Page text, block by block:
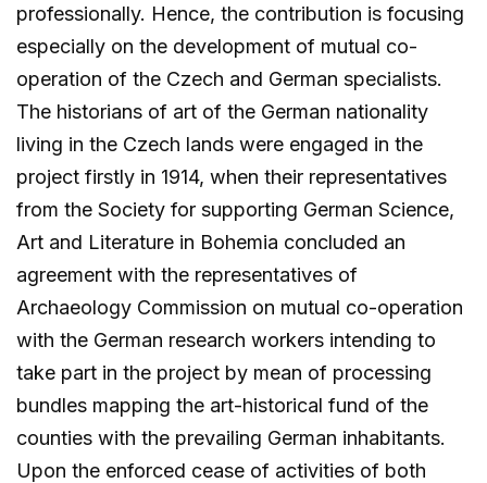
professionally. Hence, the contribution is focusing
especially on the development of mutual co-
operation of the Czech and German specialists.
The historians of art of the German nationality
living in the Czech lands were engaged in the
project firstly in 1914, when their representatives
from the Society for supporting German Science,
Art and Literature in Bohemia concluded an
agreement with the representatives of
Archaeology Commission on mutual co-operation
with the German research workers intending to
take part in the project by mean of processing
bundles mapping the art-historical fund of the
counties with the prevailing German inhabitants.
Upon the enforced cease of activities of both